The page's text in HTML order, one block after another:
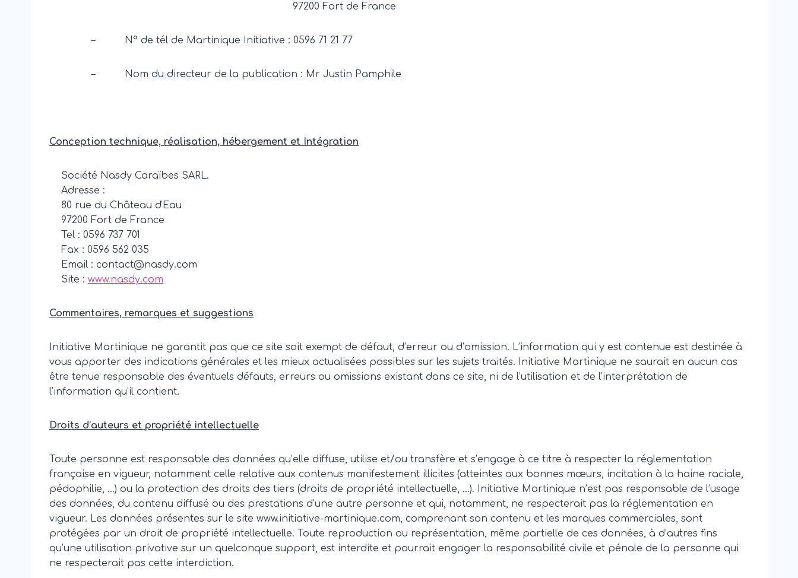
97200 Fort de France
– N° de tél de Martinique Initiative : 0596 71 21 77
– Nom du directeur de la publication : Mr Justin Pamphile
Conception technique, réalisation, hébergement et Intégration
Société Nasdy Caraïbes SARL.
Adresse :
80 rue du Château d'Eau
97200 Fort de France
Tel : 0596 737 701
Fax : 0596 562 035
Email : contact@nasdy.com
Site : www.nasdy.com
Commentaires, remarques et suggestions
Initiative Martinique ne garantit pas que ce site soit exempt de défaut, d’erreur ou d’omission. L’information qui y est contenue est destinée à
vous apporter des indications générales et les mieux actualisées possibles sur les sujets traités. Initiative Martinique ne saurait en aucun cas
être tenue responsable des éventuels défauts, erreurs ou omissions existant dans ce site, ni de l’utilisation et de l’interprétation de
l’information qu’il contient.
Droits d’auteurs et propriété intellectuelle
Toute personne est responsable des données qu’elle diffuse, utilise et/ou transfère et s’engage à ce titre à respecter la réglementation
française en vigueur, notamment celle relative aux contenus manifestement illicites (atteintes aux bonnes mœurs, incitation à la haine raciale,
pédophilie, …) ou la protection des droits des tiers (droits de propriété intellectuelle, …). Initiative Martinique n’est pas responsable de l’usage
des données, du contenu diffusé ou des prestations d’une autre personne et qui, notamment, ne respecterait pas la réglementation en
vigueur. Les données présentes sur le site www.initiative-martinique.com, comprenant son contenu et les marques commerciales, sont
protégées par un droit de propriété intellectuelle. Toute reproduction ou représentation, même partielle de ces données, à d’autres fins
qu’une utilisation privative sur un quelconque support, est interdite et pourrait engager la responsabilité civile et pénale de la personne qui
ne respecterait pas cette interdiction.